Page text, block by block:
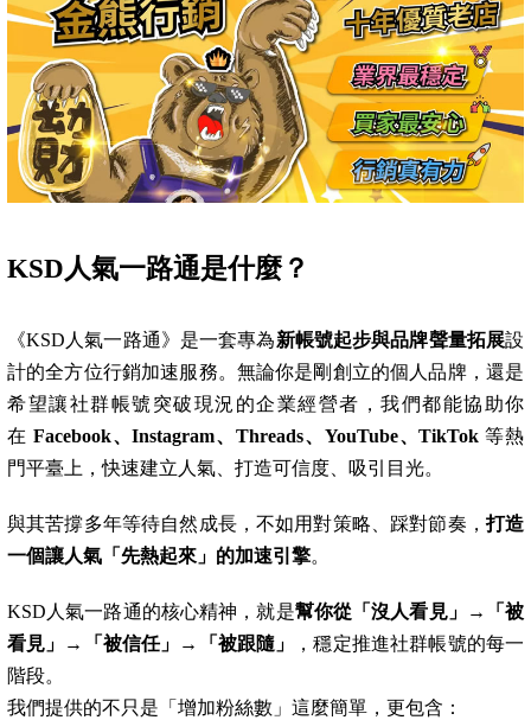
KSD 人氣一路通是什麼？
《KSD人氣一路通》是一套專為新帳號起步與品牌聲量拓展設
計的全方位行銷加速服務。無論你是剛創立的個人品牌，還是
希望讓社群帳號突破現況的企業經營者，我們都能協助你
在 Facebook、Instagram、Threads、YouTube、TikTok 等熱
門平臺上，快速建立人氣、打造可信度、吸引目光。
與其苦撐多年等待自然成長，不如用對策略、踩對節奏，打造
一個讓人氣「先熱起來」的加速引擎。
KSD人氣一路通的核心精神，就是幫你從「沒人看見」→「被
看見」→「被信任」→「被跟隨」
，穩定推進社群帳號的每一
階段。
我們提供的不只是「增加粉絲數」這麼簡單，更包含：